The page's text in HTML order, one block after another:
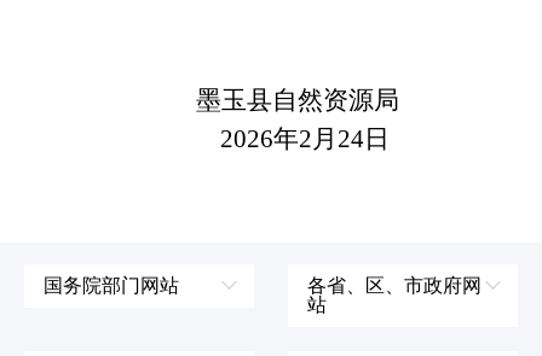
墨玉县自然资源局
2026年2月24日
国务院部门网站
各省、区、市政府网
站